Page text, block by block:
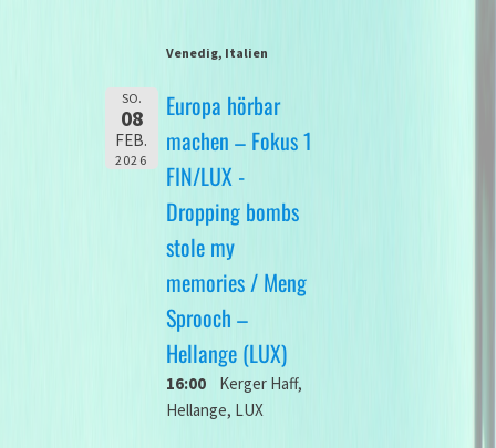
Venedig, Italien
SO.
08
FEB.
2026
Europa hörbar
machen – Fokus 1
FIN/LUX -
Dropping bombs
stole my
memories / Meng
Sprooch –
Hellange (LUX)
16:00
Kerger Haff,
Hellange, LUX